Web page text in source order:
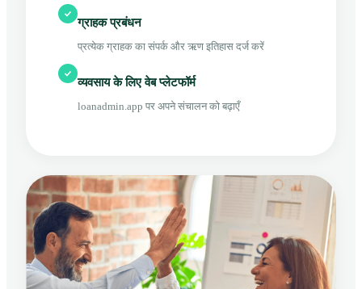
ग्राहक प्रबंधन
प्रत्येक ग्राहक का संपर्क और ऋण इतिहास दर्ज करें
व्यवसाय के लिए वेब प्लेटफॉर्म
loanadmin.app पर अपने संचालन को बढ़ाएँ